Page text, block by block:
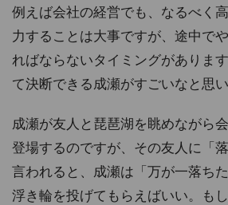
例えば会社の経営でも、なるべく
力することは大事ですが、途中で
ればならないタイミングがありま
て決断できる成瀬がすごいなと思い
成瀬が友人と琵琶湖を眺めながら
登場するのですが、その友人に「
言われると、成瀬は「万が一落ち
浮き輪を投げてもらえばいい。も